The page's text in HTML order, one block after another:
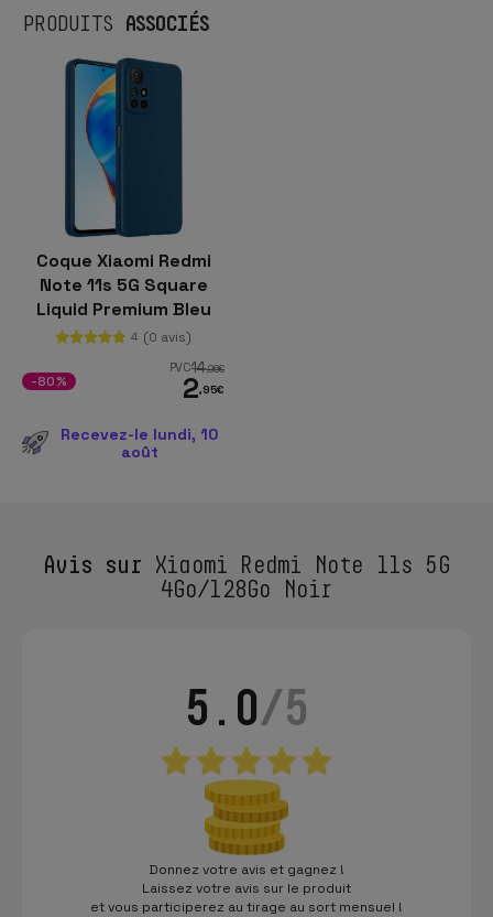
PRODUITS ASSOCIÉS
Coque Xiaomi Redmi
Note 11s 5G Square
Liquid Premium Bleu
4 (0 avis)
PVC14,96€
2,95€
-80%
Recevez-le lundi, 10
août
Avis sur Xiaomi Redmi Note 11s 5G
4Go/128Go Noir
5.0/5
Donnez votre avis et gagnez !
Laissez votre avis sur le produit
et vous participerez au tirage au sort mensuel !